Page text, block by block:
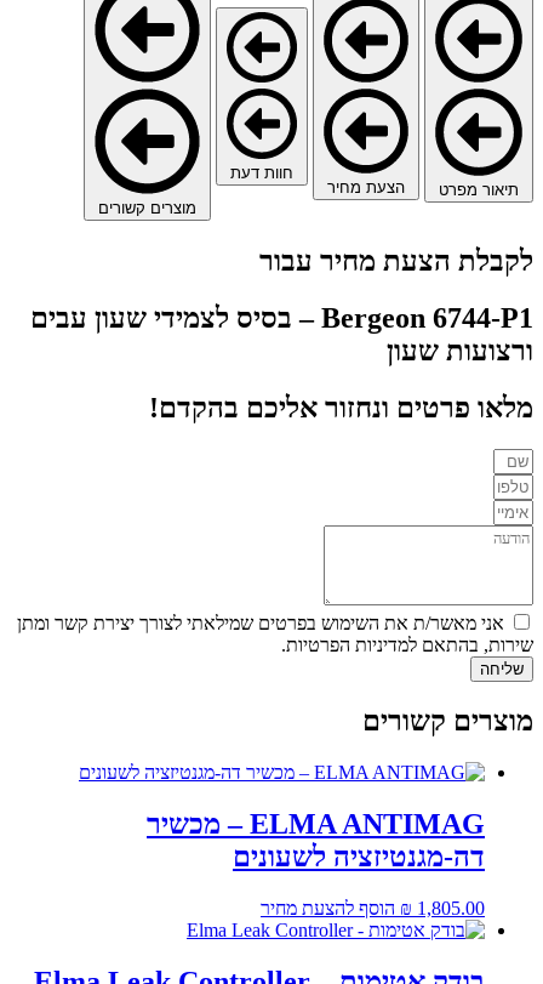
בסיס
לצמידי
שעון
עבים
ורצועות
שעון
תיאור מפרט הצעת מחיר
חוות דעת
מוצרים קשורים
לקבלת הצעת מחיר עבור
Bergeon 6744-P1 – בסיס לצמידי שעון עבים
ורצועות שעון
מלאו פרטים ונחזור אליכם בהקדם!
אני מאשר/ת את השימוש בפרטים שמילאתי לצורך יצירת קשר ומתן
שירות, בהתאם למדיניות הפרטיות.
שליחה
מוצרים קשורים
ELMA ANTIMAG – מכשיר
דה-מגנטיזציה לשעונים
₪ 1,805.00 הוסף להצעת מחיר